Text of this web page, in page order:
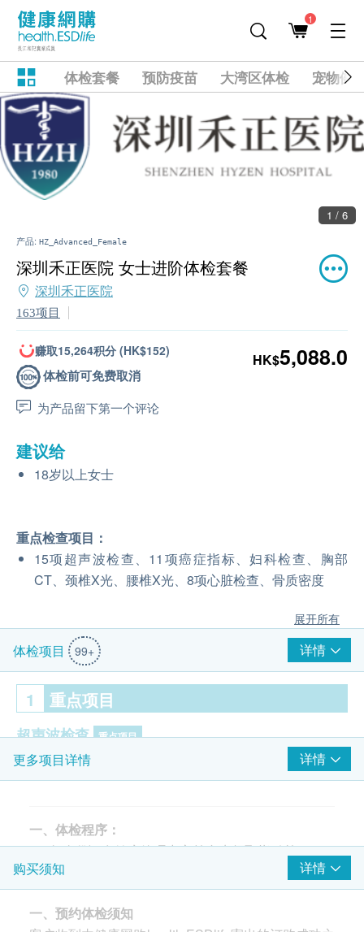
1
体检套餐 预防疫苗 大湾区体检 宠物健
1 / 6
产品: HZ_Advanced_Female
深圳禾正医院 女士进阶体检套餐
深圳禾正医院
163项目
赚取15,264积分 (HK$152)
体检前可免费取消
为产品留下第一个评论
HK$5,088.0
建议给
18岁以上女士
重点检查项目：
15项超声波检查、11项癌症指标、妇科检查、胸部
CT、颈椎X光、腰椎X光、8项心脏检查、骨质密度
展开所有
体检项目 99+ 详情
1 重点项目
超声波检查 重点项目
B超檢查-肝
双侧乳腺超声波检查
B超檢查 - 胰腺
B超檢查 - 胆囊
B超檢查 - 肾脏
腋下淋巴超声波
更多项目详情 详情
一、体检程序：
1、凭身份证在健康管理中心前台先领取指引单；
2、开始做抽血、C14、B超等空腹项目；
3、做其他共检区项目；注：务必做完空腹项目后再
进食早餐，早餐前，可与导检护士确认一遍是否可吃
购买须知 详情
一、预约体检须知